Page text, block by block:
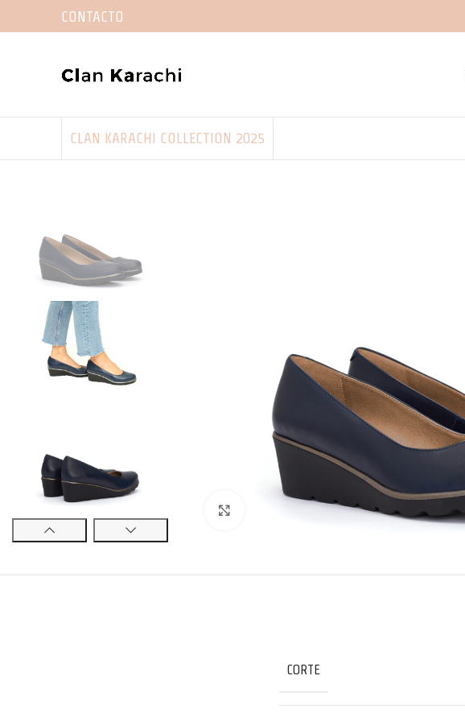
CONTACTO
CLAN KARACHI COLLECTION 2025
CORTE